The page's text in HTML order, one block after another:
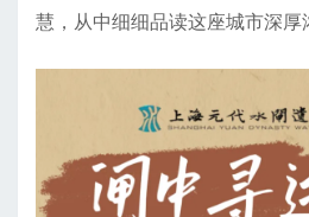
慧，从中细细品读这座城市深厚